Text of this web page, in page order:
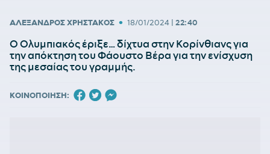
ΑΛΕΞΑΝΔΡΟΣ ΧΡΗΣΤΑΚΟΣ • 18/01/2024 | 22:40
Ο Ολυμπιακός έριξε… δίχτυα στην Κορίνθιανς για
την απόκτηση του Φάουστο Βέρα για την ενίσχυση
της μεσαίας του γραμμής.
ΚΟΙΝΟΠΟΙΗΣΗ: